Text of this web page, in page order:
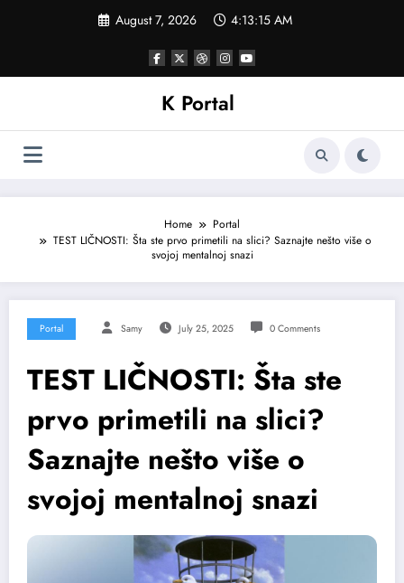
August 7, 2026 4:13:18 AM
K Portal
Home
Portal
TEST LIČNOSTI: Šta ste prvo primetili na slici? Saznajte nešto više o
svojoj mentalnoj snazi
Portal Samy July 25, 2025 0 Comments
TEST LIČNOSTI: Šta ste
prvo primetili na slici?
Saznajte nešto više o
svojoj mentalnoj snazi